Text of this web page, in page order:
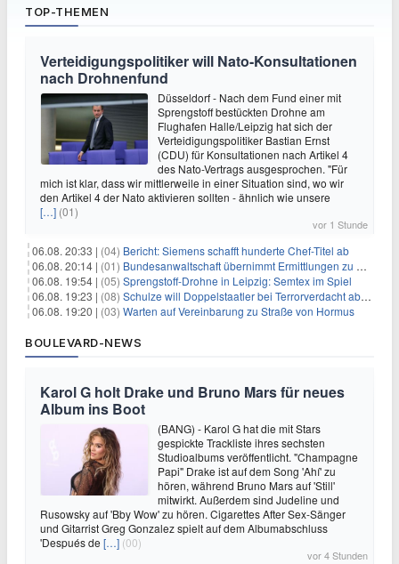
TOP-THEMEN
Verteidigungspolitiker will Nato-Konsultationen
nach Drohnenfund
Düsseldorf - Nach dem Fund einer mit
Sprengstoff bestückten Drohne am
Flughafen Halle/Leipzig hat sich der
Verteidigungspolitiker Bastian Ernst
(CDU) für Konsultationen nach Artikel 4
des Nato-Vertrags ausgesprochen. "Für
mich ist klar, dass wir mittlerweile in einer Situation sind, wo wir
den Artikel 4 der Nato aktivieren sollten - ähnlich wie unsere
[…] (01)
vor 1 Stunde
06.08. 20:33 | (04) Bericht: Siemens schafft hunderte Chef-Titel ab
06.08. 20:14 | (01) Bundesanwaltschaft übernimmt Ermittlungen zu Drohnenvorfall
06.08. 19:54 | (05) Sprengstoff-Drohne in Leipzig: Semtex im Spiel
06.08. 19:23 | (08) Schulze will Doppelstaatler bei Terrorverdacht abschieben
06.08. 19:20 | (03) Warten auf Vereinbarung zu Straße von Hormus
BOULEVARD-NEWS
Karol G holt Drake und Bruno Mars für neues
Album ins Boot
(BANG) - Karol G hat die mit Stars
gespickte Trackliste ihres sechsten
Studioalbums veröffentlicht. "Champagne
Papi" Drake ist auf dem Song 'Ahí' zu
hören, während Bruno Mars auf 'Still'
mitwirkt. Außerdem sind Judeline und
Rusowsky auf 'Bby Wow' zu hören. Cigarettes After Sex-Sänger
und Gitarrist Greg Gonzalez spielt auf dem Albumabschluss
'Después de […] (00)
vor 4 Stunden